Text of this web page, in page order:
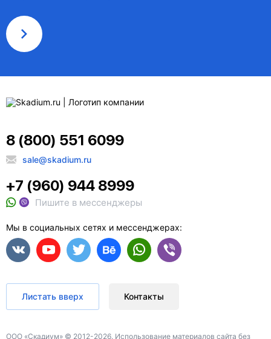
8 (800) 551 6099
sale@skadium.ru
+7 (960) 944 8999
Пишите в мессенджеры
Мы в социальных сетях и мессенджерах:
Листать вверх Контакты
ООО «Скадиум» © 2012-2026. Использование материалов сайта без